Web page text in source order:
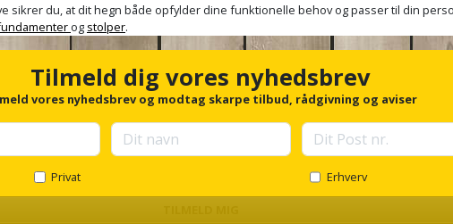
sikrer du, at dit hegn både opfylder dine funktionelle behov og passer til din
og stolper.
Tilmeld dig vores nyhedsbrev
vores nyhedsbrev og modtag skarpe tilbud, rådgivning og aviser
Privat Erhverv